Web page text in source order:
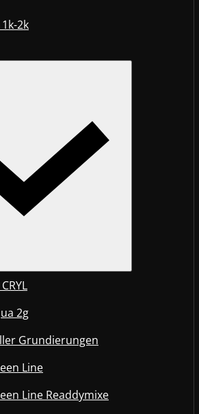
2k
2g
Grundierungen
Line
Line Readdymixe